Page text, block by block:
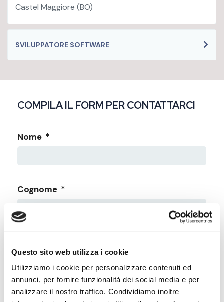
Questo sito web utilizza i cookie
Utilizziamo i cookie per personalizzare contenuti ed
annunci, per fornire funzionalità dei social media e per
analizzare il nostro traffico. Condividiamo inoltre
Castel Maggiore (BO)
SVILUPPATORE SOFTWARE
COMPILA IL FORM PER CONTATTARCI
Nome *
Cognome *
Email*